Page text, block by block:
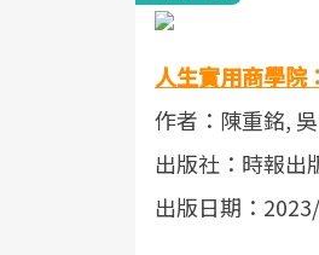
人生實用商學院
作者：陳重銘,
出版社：時報出
出版日期：